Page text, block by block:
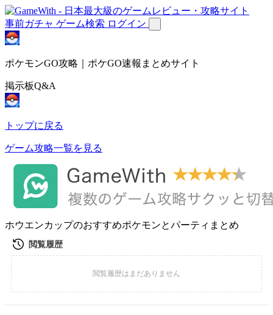
事前ガチャ ゲーム検索 ログイン
ポケモンGO攻略｜ポケGO速報まとめサイト
掲示板Q&A
トップに戻る
ゲーム攻略一覧を見る
ホウエンカップのおすすめポケモンとパーティまとめ